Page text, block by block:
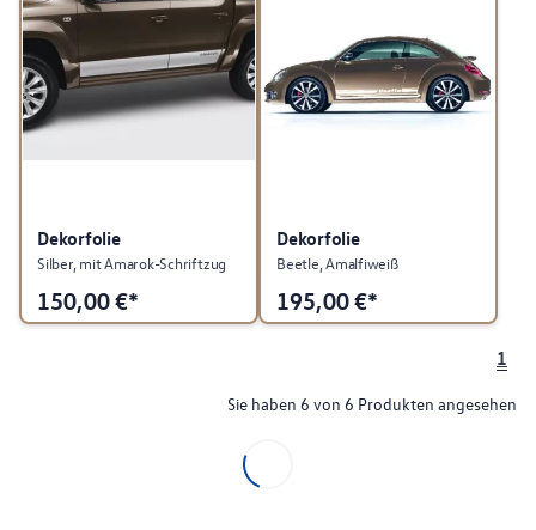
Dekorfolie
Silber, mit Amarok-Schriftzug
150,00€*
Dekorfolie
Beetle, Amalfiweiß
195,00€*
1
Sie haben 6 von 6 Produkten angesehen